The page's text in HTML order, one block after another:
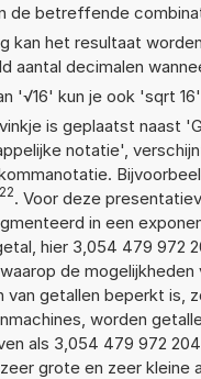
de betreffende
kan het resultaat
aantal decimalen
'√16' kun je ook 'sqrt
is geplaatst naast
notatie',
22. Voor deze
in een
hier 3,054 479 972
de mogelijkheden
van getallen beperkt is,
worden
als 3,054 479 972
grote en zeer kleine